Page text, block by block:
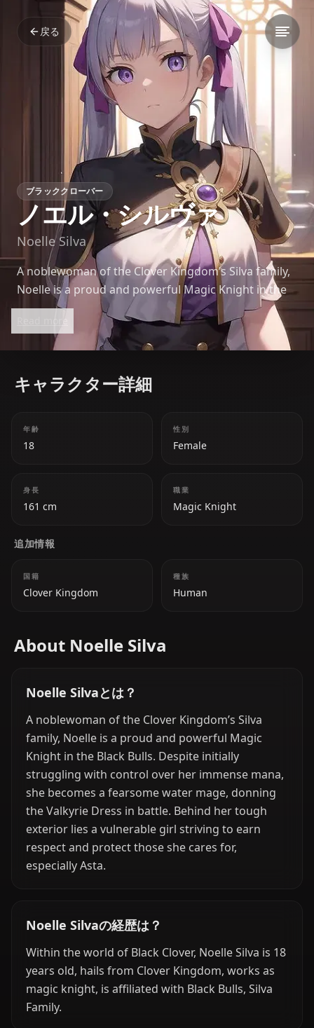
戻る
ブラッククローバー
ノエル・シルヴァ
Noelle Silva
A noblewoman of the Clover Kingdom’s Silva family,
Noelle is a proud and powerful Magic Knight in the
Black Bulls. Despite initially struggling with control
over her immense mana, she becomes a fearsome
water mage, donning the Valkyrie Dress in battle.
striving to earn respect and protect those she cares
Read more
キャラクター詳細
年齢
18
性別
Female
身長
161 cm
職業
Magic Knight
追加情報
国籍
Clover Kingdom
種族
Human
About Noelle Silva
Noelle Silvaとは？
A noblewoman of the Clover Kingdom’s Silva
family, Noelle is a proud and powerful Magic
Knight in the Black Bulls. Despite initially
struggling with control over her immense mana,
she becomes a fearsome water mage, donning
the Valkyrie Dress in battle. Behind her tough
exterior lies a vulnerable girl striving to earn
respect and protect those she cares for,
especially Asta.
Noelle Silvaの経歴は？
Within the world of Black Clover, Noelle Silva is 18
years old, hails from Clover Kingdom, works as
magic knight, is affiliated with Black Bulls, Silva
Family.